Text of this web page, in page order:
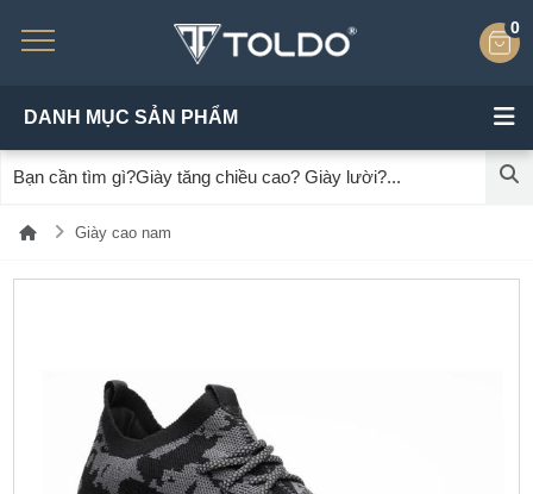
0
DANH MỤC SẢN PHẨM
Giày cao nam